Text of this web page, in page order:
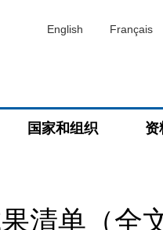
English Français
国家和组织 资
清单（全文